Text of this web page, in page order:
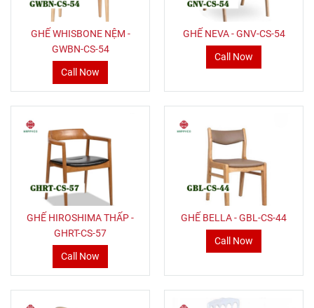
GHẾ WHISBONE NỆM -
GWBN-CS-54
Call Now
GHẾ NEVA - GNV-CS-54
Call Now
GHẾ HIROSHIMA THẤP -
GHRT-CS-57
Call Now
GHẾ BELLA - GBL-CS-44
Call Now